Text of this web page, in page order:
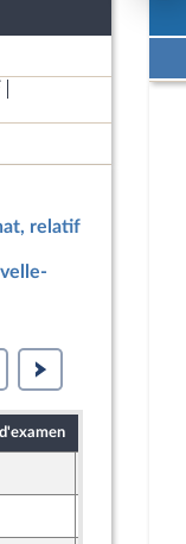
relatif